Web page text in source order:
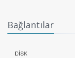
Bağlantılar
DİSK